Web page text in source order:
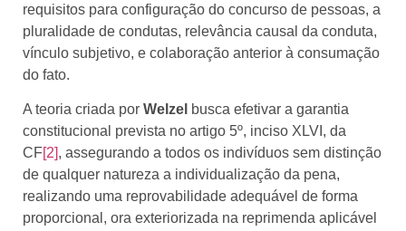
requisitos para configuração do concurso de pessoas, a
pluralidade de condutas, relevância causal da conduta,
vínculo subjetivo, e colaboração anterior à consumação
do fato.
A teoria criada por Welzel busca efetivar a garantia
constitucional prevista no artigo 5º, inciso XLVI, da
CF[2], assegurando a todos os indivíduos sem distinção
de qualquer natureza a individualização da pena,
realizando uma reprovabilidade adequável de forma
proporcional, ora exteriorizada na reprimenda aplicável